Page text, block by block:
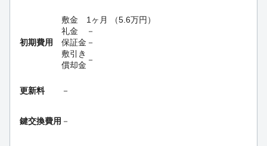
初期費用
敷金 1ヶ月 （5.6万円 ）
礼金
－
保証金 －
敷引き
償却金
－
更新料 －
鍵交換費用 －